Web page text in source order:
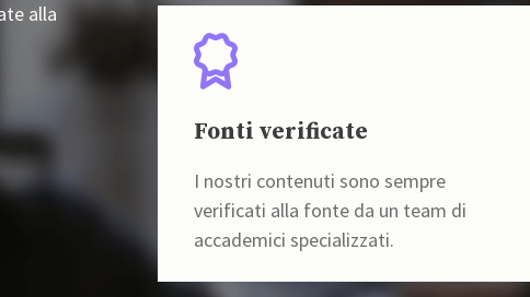
alla
Fonti verificate
I nostri contenuti sono sempre
verificati alla fonte da un team di
accademici specializzati.